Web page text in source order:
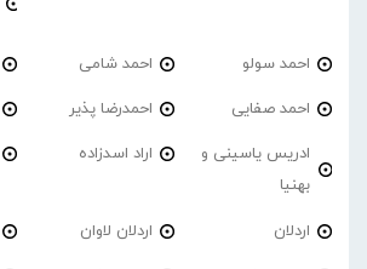
احمد سولو احمد شامی
احمد صفایی احمدرضا پذیر
ادریس یاسینی و
بهنیا
اراد اسدزاده
اردلان اردلان لاوان